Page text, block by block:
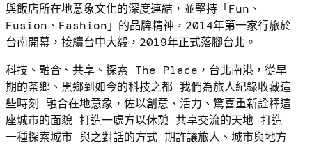
與飯店所在地意象文化的深度連結，並堅持「Fun 、
Fusion 、 Fashion 」的品牌精神， 2014年第一家行旅於
台南開幕，接續台中大毅， 2019年正式落腳台北。
科技、融合、共享、探索 The Place ，台北南港，從早
期的茶鄉、黑鄉到如今的科技之都 我們為旅人紀錄收藏這
些時刻 融合在地意象，佐以創意、活力、驚喜重新詮釋這
座城市的面貌 打造一處方以休憩 共享交流的天地 打造
一種探索城市 與之對話的方式 期許讓旅人、城市與地方